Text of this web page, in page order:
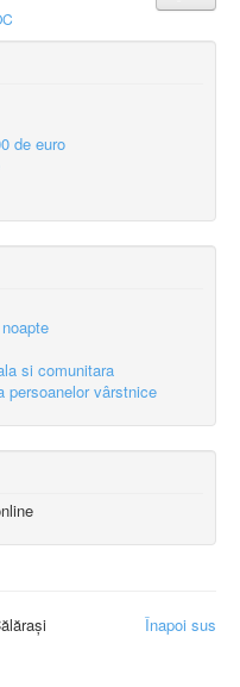
de euro
si comunitara
persoanelor vârstnice
Înapoi sus